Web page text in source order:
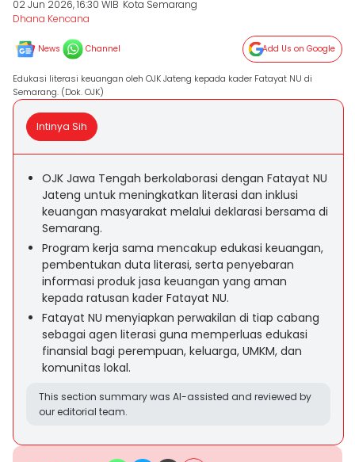
02 Jun 2026, 16:30 WIB Kota Semarang
Dhana Kencana
News Channel Add Us on Google
Edukasi literasi keuangan oleh OJK Jateng kepada kader Fatayat NU di
Semarang. (Dok. OJK)
Intinya Sih
OJK Jawa Tengah berkolaborasi dengan Fatayat NU
Jateng untuk meningkatkan literasi dan inklusi
keuangan masyarakat melalui deklarasi bersama di
Semarang.
Program kerja sama mencakup edukasi keuangan,
pembentukan duta literasi, serta penyebaran
informasi produk jasa keuangan yang aman
kepada ratusan kader Fatayat NU.
Fatayat NU menyiapkan perwakilan di tiap cabang
sebagai agen literasi guna memperluas edukasi
finansial bagi perempuan, keluarga, UMKM, dan
komunitas lokal.
This section summary was AI-assisted and reviewed by
our editorial team.